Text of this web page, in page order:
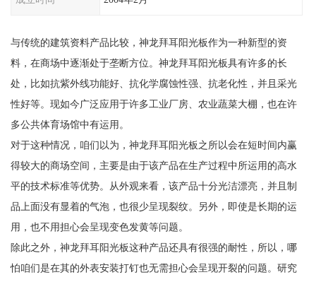
与传统的建筑资料产品比较，神龙拜耳阳光板作为一种新型的资
料，在商场中逐渐处于垄断方位。神龙拜耳阳光板具有许多的长
处，比如抗紫外线功能好、抗化学腐蚀性强、抗老化性，并且采光
性好等。现如今广泛应用于许多工业厂房、农业蔬菜大棚，也在许
多公共体育场馆中有运用。
对于这种情况，咱们以为，神龙拜耳阳光板之所以会在短时间内赢
得较大的商场空间，主要是由于该产品在生产过程中所运用的高水
平的技术标准等优势。从外观来看，该产品十分光洁漂亮，并且制
品上面没有显着的气泡，也很少呈现裂纹。另外，即使是长期的运
用，也不用担心会呈现变色发黄等问题。
除此之外，神龙拜耳阳光板这种产品还具有很强的耐性，所以，哪
怕咱们是在其的外表安装打钉也无需担心会呈现开裂的问题。研究